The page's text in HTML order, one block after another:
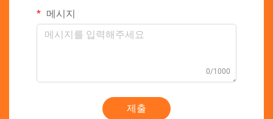
메시지
0/1000
제출